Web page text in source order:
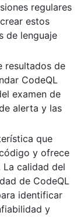
regulares
estos
de lenguaje
resultados de
CodeQL
examen de
alerta y las
que
y ofrece
calidad del
de CodeQL
identificar
y